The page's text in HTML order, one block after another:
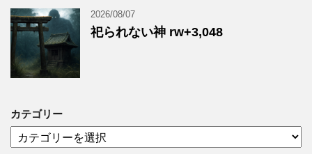
2026/08/07
祀られない神 rw+3,048
カテゴリー
テ